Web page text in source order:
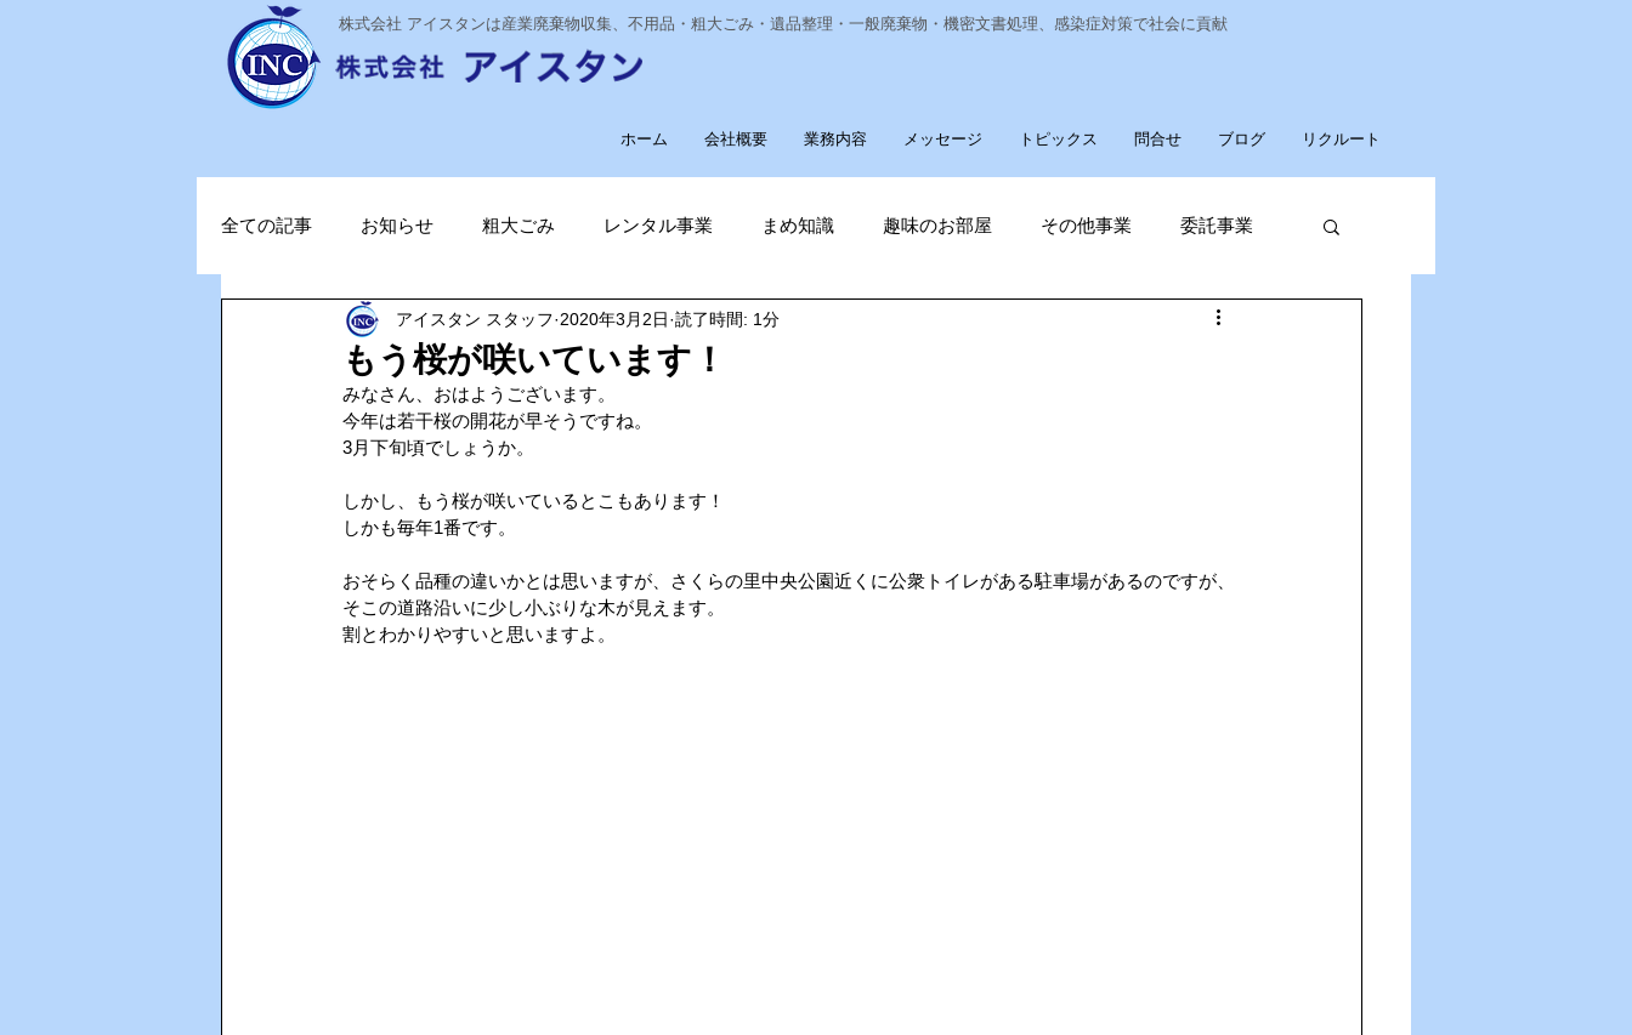
​株式会社 アイスタンは産業廃棄物収集、不用品・粗大ごみ・遺品整理・一般廃棄物・機密文書処理、感染症対策で社会に貢献
ホーム 会社概要 業務内容 メッセージ トピックス 問合せ ブログ リクルート
全ての記事 お知らせ 粗大ごみ レンタル事業 まめ知識 趣味のお部屋 その他事業 委託事業
ステライザ 感染対策 経費削減 ナノゾーン
ポータブル蓄電池 ガソリン削減 電気代削減
TOPお知らせ Vファーレン長崎 ゴルフ大好き
AIインカム HACCP（ハサップ） 夏のドライブ
もう桜が咲いています！
アイスタン スタッフ 2020年3月2日 読了時間: 1分
みなさん、おはようございます。
今年は若干桜の開花が早そうですね。
3月下旬頃でしょうか。
しかし、もう桜が咲いているとこもあります！
しかも毎年1番です。
おそらく品種の違いかとは思いますが、さくらの里中央公園近くに公衆トイレがある駐車場があるのですが、
そこの道路沿いに少し小ぶりな木が見えます。
割とわかりやすいと思いますよ。